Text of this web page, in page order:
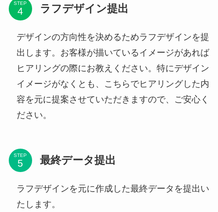
STEP ラフデザイン提出
デザインの方向性を決めるためラフデザインを提
出します。お客様が描いているイメージがあれば
ヒアリングの際にお教えください。特にデザイン
イメージがなくとも、こちらでヒアリングした内
容を元に提案させていただきますので、ご安心く
ださい。
STEP 最終データ提出
ラフデザインを元に作成した最終データを提出い
たします。